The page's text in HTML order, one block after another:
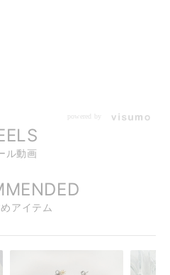
powered by
ル動画
アイテム